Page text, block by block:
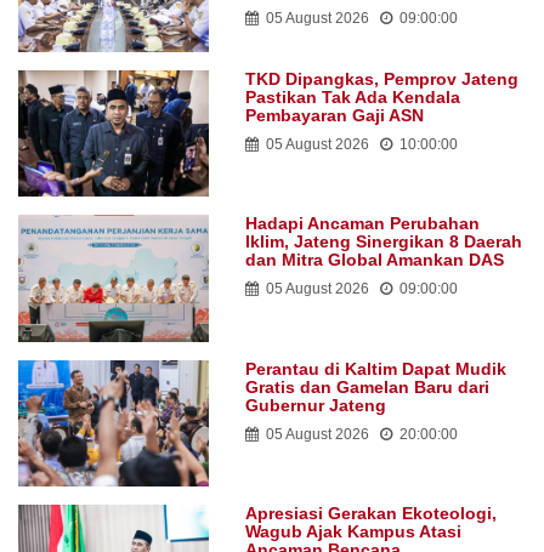
05 August 2026 09:00:00
TKD Dipangkas, Pemprov Jateng
Pastikan Tak Ada Kendala
Pembayaran Gaji ASN
05 August 2026 10:00:00
Hadapi Ancaman Perubahan
Iklim, Jateng Sinergikan 8 Daerah
dan Mitra Global Amankan DAS
05 August 2026 09:00:00
Perantau di Kaltim Dapat Mudik
Gratis dan Gamelan Baru dari
Gubernur Jateng
05 August 2026 20:00:00
Apresiasi Gerakan Ekoteologi,
Wagub Ajak Kampus Atasi